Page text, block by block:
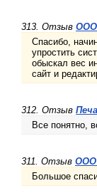
313. Отзыв
Спасибо,
упростить
обыскал вес
сайт и
312. Отзыв
Все понятно,
311. Отзыв ООО
Большое